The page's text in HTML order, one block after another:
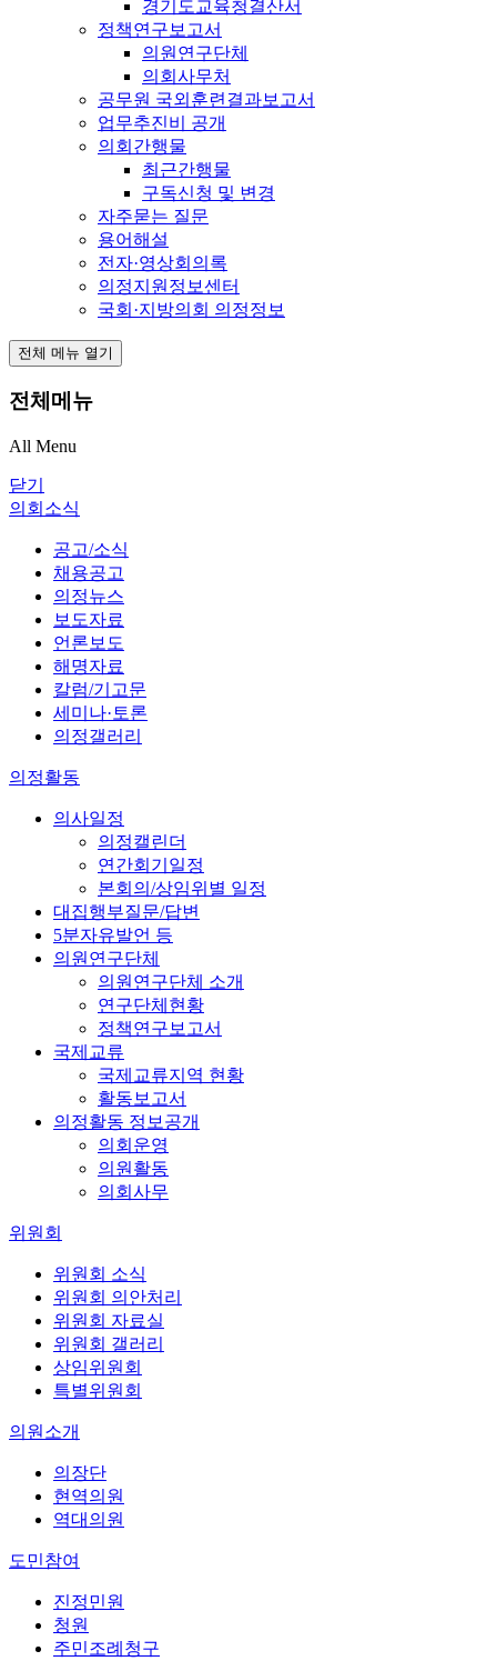
경기도교육청결산서
정책연구보고서
의원연구단체
의회사무처
공무원 국외훈련결과보고서
업무추진비 공개
의회간행물
최근간행물
구독신청 및 변경
자주묻는 질문
용어해설
전자·영상회의록
의정지원정보센터
국회·지방의회 의정정보
전체 메뉴 열기
전체메뉴
All Menu
닫기
의회소식
공고/소식
채용공고
의정뉴스
보도자료
언론보도
해명자료
칼럼/기고문
세미나·토론
의정갤러리
의정활동
의사일정
의정캘린더
연간회기일정
본회의/상임위별 일정
대집행부질문/답변
5분자유발언 등
의원연구단체
의원연구단체 소개
연구단체현황
정책연구보고서
국제교류
국제교류지역 현황
활동보고서
의정활동 정보공개
의회운영
의원활동
의회사무
위원회
위원회 소식
위원회 의안처리
위원회 자료실
위원회 갤러리
상임위원회
특별위원회
의원소개
의장단
현역의원
역대의원
도민참여
진정민원
청원
주민조례청구